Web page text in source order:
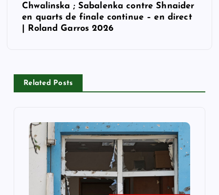
Chwalinska ; Sabalenka contre Shnaider
en quarts de finale continue – en direct
| Roland Garros 2026
Related Posts